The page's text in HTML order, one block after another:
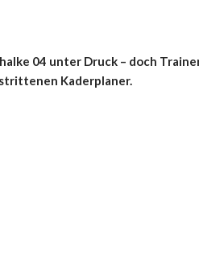
04 unter Druck – doch
Kaderplaner.